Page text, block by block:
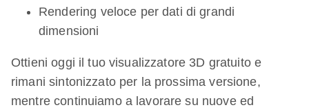
Rendering veloce per dati di grandi
dimensioni
Ottieni oggi il tuo visualizzatore 3D gratuito e
rimani sintonizzato per la prossima versione,
mentre continuiamo a lavorare su nuove ed